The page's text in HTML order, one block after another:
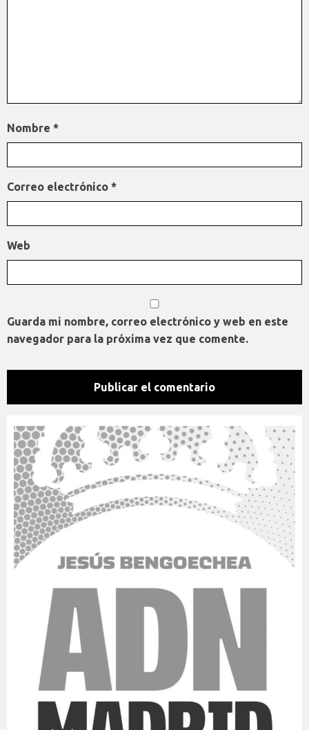
Nombre *
Correo electrónico *
Web
Guarda mi nombre, correo electrónico y web en este
navegador para la próxima vez que comente.